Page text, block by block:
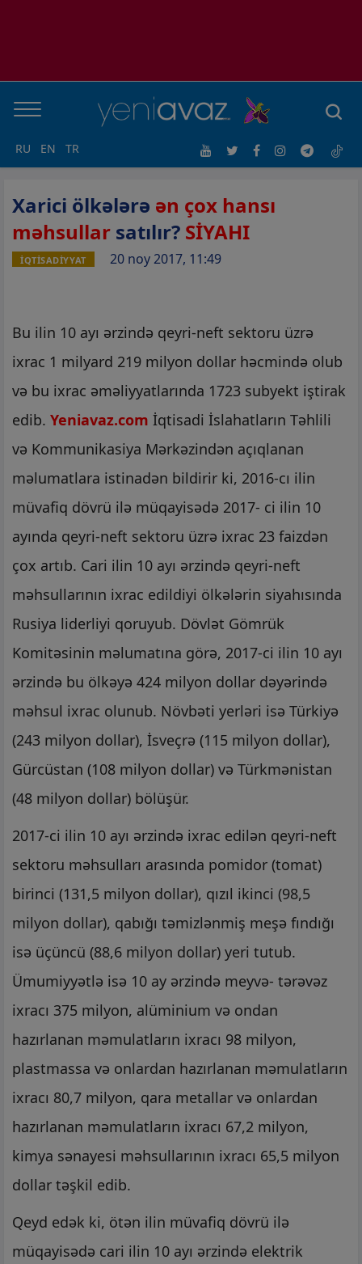
RU EN TR
Xarici ölkələrə ən çox hansı
məhsullar satılır? SİYAHI
İQTİSADİYYAT 20 noy 2017, 11:49
Bu ilin 10 ayı ərzində qeyri-neft sektoru üzrə
ixrac 1 milyard 219 milyon dollar həcmində olub
və bu ixrac əməliyyatlarında 1723 subyekt iştirak
edib. Yeniavaz.com İqtisadi İslahatların Təhlili
və Kommunikasiya Mərkəzindən açıqlanan
məlumatlara istinadən bildirir ki, 2016-cı ilin
müvafiq dövrü ilə müqayisədə 2017- ci ilin 10
ayında qeyri-neft sektoru üzrə ixrac 23 faizdən
çox artıb. Cari ilin 10 ayı ərzində qeyri-neft
məhsullarının ixrac edildiyi ölkələrin siyahısında
Rusiya liderliyi qoruyub. Dövlət Gömrük
Komitəsinin məlumatına görə, 2017-ci ilin 10 ayı
ərzində bu ölkəyə 424 milyon dollar dəyərində
məhsul ixrac olunub. Növbəti yerləri isə Türkiyə
(243 milyon dollar), İsveçrə (115 milyon dollar),
Gürcüstan (108 milyon dollar) və Türkmənistan
(48 milyon dollar) bölüşür.
2017-ci ilin 10 ayı ərzində ixrac edilən qeyri-neft
sektoru məhsulları arasında pomidor (tomat)
birinci (131,5 milyon dollar), qızıl ikinci (98,5
milyon dollar), qabığı təmizlənmiş meşə fındığı
isə üçüncü (88,6 milyon dollar) yeri tutub.
Ümumiyyətlə isə 10 ay ərzində meyvə- tərəvəz
ixracı 375 milyon, alüminium və ondan
hazırlanan məmulatların ixracı 98 milyon,
plastmassa və onlardan hazırlanan məmulatların
ixracı 80,7 milyon, qara metallar və onlardan
hazırlanan məmulatların ixracı 67,2 milyon,
kimya sənayesi məhsullarının ixracı 65,5 milyon
dollar təşkil edib.
Qeyd edək ki, ötən ilin müvafiq dövrü ilə
müqayisədə cari ilin 10 ayı ərzində elektrik